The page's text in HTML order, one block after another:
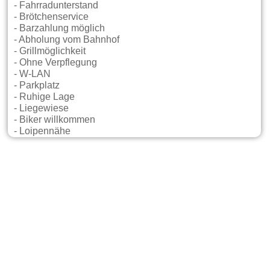
- Fahrradunterstand
- Brötchenservice
- Barzahlung möglich
- Abholung vom Bahnhof
- Grillmöglichkeit
- Ohne Verpflegung
- W-LAN
- Parkplatz
- Ruhige Lage
- Liegewiese
- Biker willkommen
- Loipennähe